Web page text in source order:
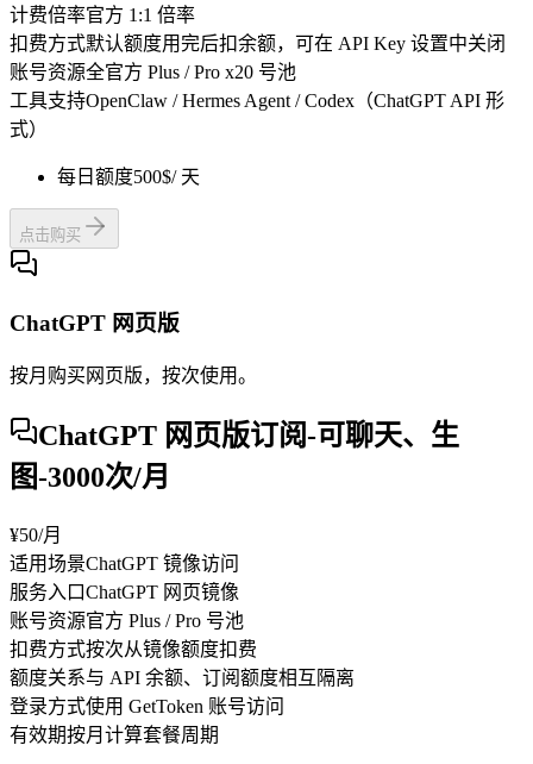
计费倍率官方 1:1 倍率
扣费方式默认额度用完后扣余额，可在 API Key 设置中关闭
账号资源全官方 Plus / Pro x20 号池
工具支持OpenClaw / Hermes Agent / Codex（ChatGPT API 形
式）
每日额度500$/ 天
点击购买
ChatGPT 网页版
按月购买网页版，按次使用。
ChatGPT 网页版订阅-可聊天、生
图-3000次/月
¥50/月
适用场景ChatGPT 镜像访问
服务入口ChatGPT 网页镜像
账号资源官方 Plus / Pro 号池
扣费方式按次从镜像额度扣费
额度关系与 API 余额、订阅额度相互隔离
登录方式使用 GetToken 账号访问
有效期按月计算套餐周期